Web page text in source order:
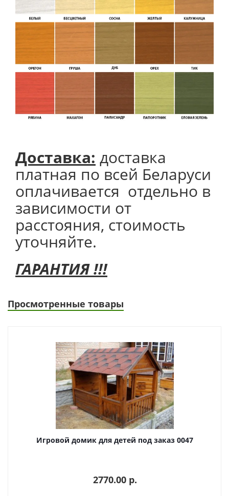
Доставка: доставка
платная по всей Беларуси
оплачивается отдельно в
зависимости от
расстояния, стоимость
уточняйте.
ГАРАНТИЯ !!!
Просмотренные товары
Игровой домик для детей под заказ 0047
2770.00 p.